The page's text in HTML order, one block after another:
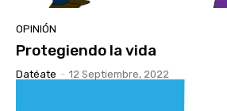
OPINIÓN
Protegiendo la vida
Datéate - 12 Septiembre, 2022